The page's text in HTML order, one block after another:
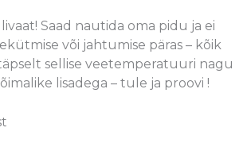
Saad nautida oma pidu ja ei
või jahtumise päras – kõik
sellise veetemperatuuri nagu
lisadega – tule ja proovi !